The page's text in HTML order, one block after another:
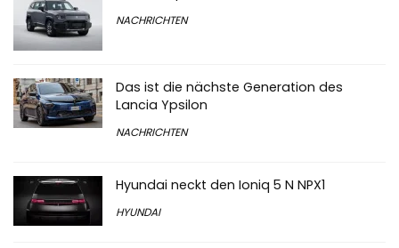
NACHRICHTEN
Das ist die nächste Generation des
Lancia Ypsilon
NACHRICHTEN
Hyundai neckt den Ioniq 5 N NPX1
HYUNDAI